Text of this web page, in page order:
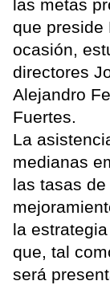
las metas
que preside
ocasión,
directores
Alejandro
Fuertes.
La
medianas
las tasas
la
que, tal
será